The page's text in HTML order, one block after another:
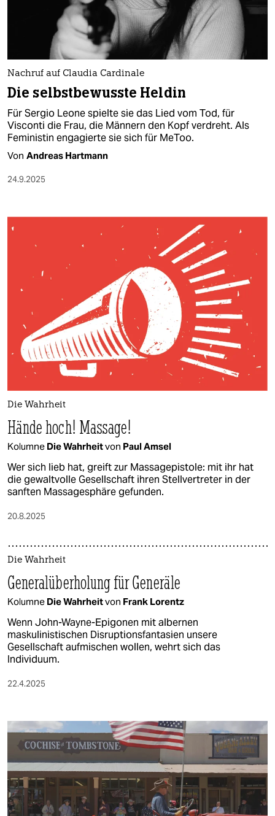
wahrheit
verlag
verlag
veranstaltungen
shop
fragen & hilfe
abo
epaper login
Nachruf auf Claudia Cardinale
Die selbstbewusste Heldin
Für Sergio Leone spielte sie das Lied vom Tod, für
Visconti die Frau, die Männern den Kopf verdreht. Als
Feministin engagierte sie sich für MeToo.
Von Andreas Hartmann
24.9.2025
Die Wahrheit
Hände hoch! Massage!
Kolumne Die Wahrheitvon Paul Amsel
Wer sich lieb hat, greift zur Massagepistole: mit ihr hat
die gewaltvolle Gesellschaft ihren Stellvertreter in der
sanften Massagesphäre gefunden.
20.8.2025
Die Wahrheit
Generalüberholung für Generäle
Kolumne Die Wahrheitvon Frank Lorentz
Wenn John-Wayne-Epigonen mit albernen
maskulinistischen Disruptionsfantasien unsere
Gesellschaft aufmischen wollen, wehrt sich das
Individuum.
22.4.2025